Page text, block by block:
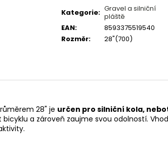
Kategorie: Gravel a silniční
pláště
EAN:
8593375519540
Rozměr: 28"(700)
28" je určen pro silniční kola,
bicyklu a zároveň zaujme svou odolností.